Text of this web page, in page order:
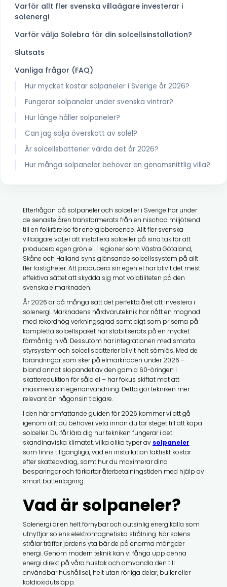
Varför allt fler svenska villaägare investerar i
solenergi
Varför välja Solebra för din solcellsinstallation?
Slutsats
Vanliga frågor (FAQ)
Hur mycket kostar solpaneler i Sverige år 2026?
Fungerar solpaneler under svenska vintrar?
Hur länge håller solpaneler?
Can jag sälja överskott av solel?
Är solcellsbatterier värda det år 2026?
Hur många solpaneler behöver en genomsnittlig villa?
Efterfrågan på solpaneler och solceller i Sverige har under
de senaste åren transformerats från en nischad miljötrend
till en folkrörelse för energioberoende. Allt fler svenska
villaägare väljer att installera solceller på sina tak för att
producera egen grön el. I regioner som Västra Götaland,
Skåne och Halland syns glänsande solcellssystem på allt
fler fastigheter. Att producera sin egen el har blivit det mest
effektiva sättet att skydda sig mot volatiliteten på den
svenska elmarknaden.
År 2026 är på många sätt det perfekta året att investera i
solenergi. Marknadens hårdvaruteknik har nått en mognad
med rekordhög verkningsgrad samtidigt som priserna på
kompletta solcellspaket har stabiliserats på en mycket
förmånlig nivå. Dessutom har integrationen med smarta
styrsystem och solcellsbatterier blivit helt sömlös. Med de
förändringar som sker på elmarknaden under 2026 –
bland annat slopandet av den gamla 60-öringen i
skattereduktion för såld el – har fokus skiftat mot att
maximera sin egenanvändning. Detta gör tekniken mer
relevant än någonsin tidigare.
I den här omfattande guiden för 2026 kommer vi att gå
igenom allt du behöver veta innan du tar steget till att köpa
solceller. Du får lära dig hur tekniken fungerar i det
skandinaviska klimatet, vilka olika typer av solpaneler
som finns tillgängliga, vad en installation faktiskt kostar
efter skatteavdrag, samt hur du maximerar dina
besparingar och förkortar återbetalningstiden med hjälp av
smart batterilagring.
Vad är solpaneler?
Solenergi är en helt förnybar och outsinlig energikälla som
utnyttjar solens elektromagnetiska strålning. När solens
strålar träffar jordens yta bär de på enorma mängder
energi. Genom modern teknik kan vi fånga upp denna
energi direkt på våra hustak och omvandla den till
användbar hushållsel, helt utan rörliga delar, buller eller
koldioxidutsläpp.